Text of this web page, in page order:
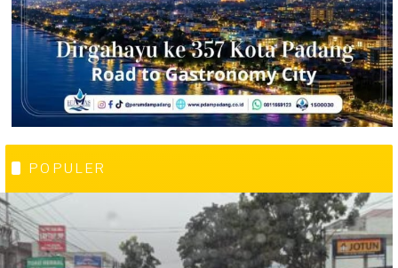
POPULER